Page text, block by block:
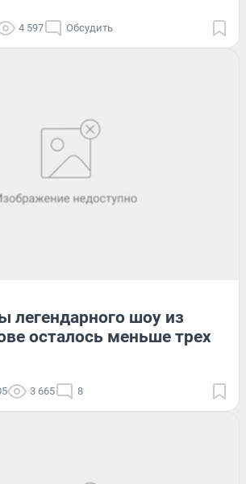
4 597 Обсудить
легендарного шоу из
осталось меньше трех
3 665 8